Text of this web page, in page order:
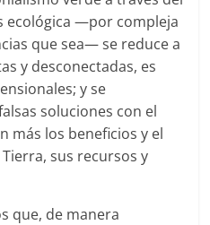
ecológica —por compleja
que sea— se reduce a
y desconectadas, es
y se
soluciones con el
más los beneficios y el
sus recursos y
que, de manera